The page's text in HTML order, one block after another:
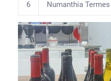
6 Numanthia